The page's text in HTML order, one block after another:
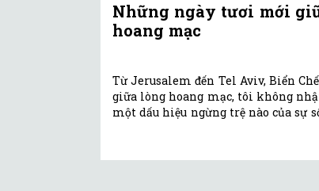
Những ngày tươi mới
hoang mạc
Từ Jerusalem đến Tel Aviv, Biển
giữa lòng hoang mạc, tôi không
một dấu hiệu ngừng trệ nào của sự